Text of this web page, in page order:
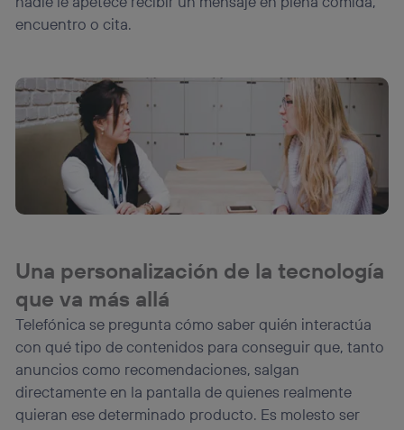
encuentro o cita.
Una personalización de la tecnología
que va más allá
Telefónica se pregunta cómo saber quién interactúa
con qué tipo de contenidos para conseguir que, tanto
anuncios como recomendaciones, salgan
directamente en la pantalla de quienes realmente
quieran ese determinado producto. Es molesto ser